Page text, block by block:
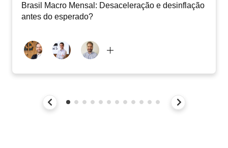
Brasil Macro Mensal: Desaceleração e desinflação
antes do esperado?